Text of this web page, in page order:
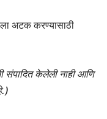
अटक करण्यासाठी
संपादित केलेली नाही आणि